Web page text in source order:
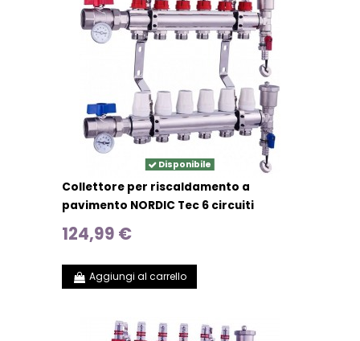
Disponibile
Collettore per riscaldamento a
pavimento NORDIC Tec 6 circuiti
124,99 €
Aggiungi al carrello